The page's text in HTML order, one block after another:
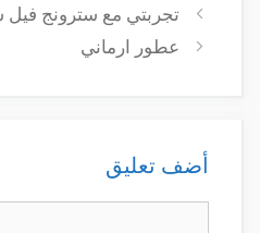
تجربتي مع سترونج فيل
عطور ارماني
أضف تعليق